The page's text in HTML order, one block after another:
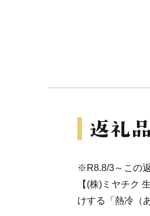
※R8.8/3～この
【(株)ミヤチク
けする「熱冷（